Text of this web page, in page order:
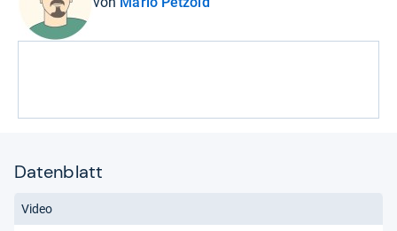
Datenblatt
Video